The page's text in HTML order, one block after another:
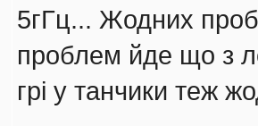
5гГц... Жодних
проблем йде що з
грі у танчики теж